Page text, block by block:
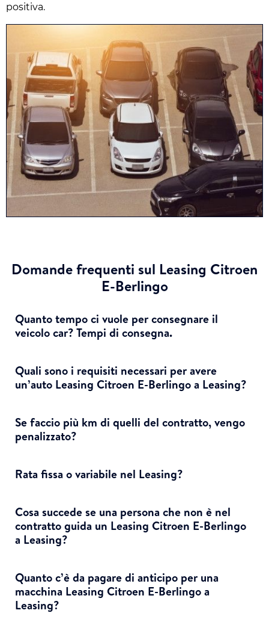
positiva.
Domande frequenti sul Leasing Citroen
E-Berlingo
Quanto tempo ci vuole per consegnare il
veicolo car? Tempi di consegna.
Quali sono i requisiti necessari per avere
un’auto Leasing Citroen E-Berlingo a Leasing?
Se faccio più km di quelli del contratto, vengo
penalizzato?
Rata fissa o variabile nel Leasing?
Cosa succede se una persona che non è nel
contratto guida un Leasing Citroen E-Berlingo
a Leasing?
Quanto c’è da pagare di anticipo per una
macchina Leasing Citroen E-Berlingo a
Leasing?